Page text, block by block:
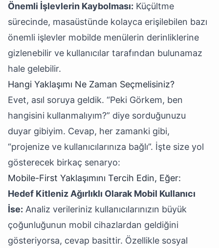
Önemli İşlevlerin Kaybolması: Küçültme
sürecinde, masaüstünde kolayca erişilebilen bazı
önemli işlevler mobilde menülerin derinliklerine
gizlenebilir ve kullanıcılar tarafından bulunamaz
hale gelebilir.
Hangi Yaklaşımı Ne Zaman Seçmelisiniz?
Evet, asıl soruya geldik. “Peki Görkem, ben
hangisini kullanmalıyım?” diye sorduğunuzu
duyar gibiyim. Cevap, her zamanki gibi,
“projenize ve kullanıcılarınıza bağlı”. İşte size yol
gösterecek birkaç senaryo:
Mobile-First Yaklaşımını Tercih Edin, Eğer:
Hedef Kitleniz Ağırlıklı Olarak Mobil Kullanıcı
İse: Analiz verileriniz kullanıcılarınızın büyük
çoğunluğunun mobil cihazlardan geldiğini
gösteriyorsa, cevap basittir. Özellikle sosyal